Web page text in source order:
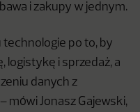
i zakupy w jednym.
technologie po to, by
logistykę i sprzedaż, a
danych z
mówi Jonasz Gajewski,